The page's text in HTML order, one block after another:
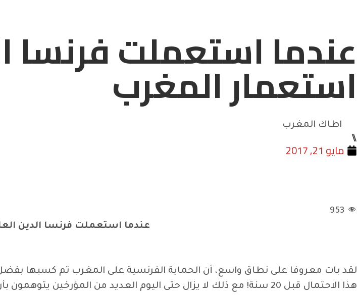
عندما استعملت فرنسا
استعمار المغرب
اطاك المغرب
⑊
مايو 21, 2017
953
عندما استعملت فرنسا الدين
هذا الاحتمال قبل 20 سنة! مع ذلك لا يزال حتى اليوم العديد من